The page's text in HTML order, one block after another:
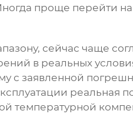
проще перейти
сейчас чаще
в реальных
с заявленной
реальная
температурной